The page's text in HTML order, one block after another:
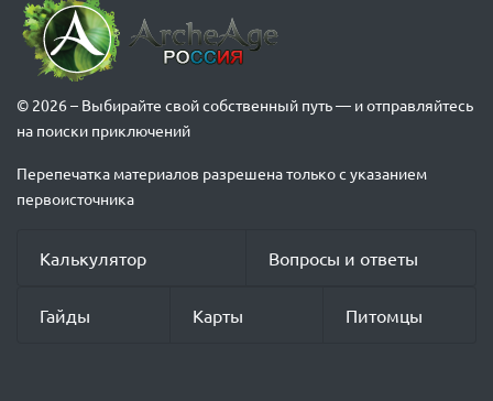
© 2026 – Выбирайте свой собственный путь — и отправляйтесь
на поиски приключений
Перепечатка материалов разрешена только с указанием
первоисточника
Калькулятор Вопросы и ответы
Гайды Карты Питомцы